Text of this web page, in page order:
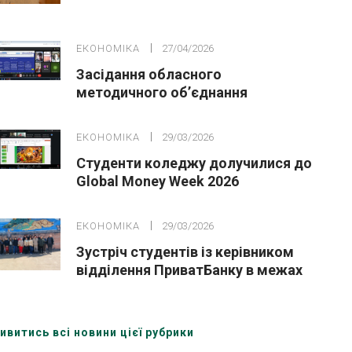
ЕКОНОМІКА 27/04/2026
Засідання обласного
методичного обʼєднання
ЕКОНОМІКА 29/03/2026
Студенти коледжу долучилися до
Global Money Week 2026
ЕКОНОМІКА 29/03/2026
Зустріч студентів із керівником
відділення ПриватБанку в межах
всі новини цієї рубрики